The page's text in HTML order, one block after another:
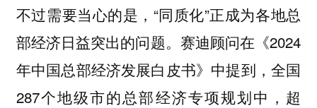
不过需要当心的是，“同质化”正成为各地总
部经济日益突出的问题。赛迪顾问在《2024
年中国总部经济发展白皮书》中提到，全国
287个地级市的总部经济专项规划中，超